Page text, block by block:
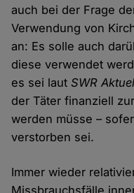
auch bei der Frage
Verwendung von
an: Es solle auch
diese verwendet
es sei lautSWR
der Täter finanziell
werden müsse –
verstorben sei.
Immer wieder